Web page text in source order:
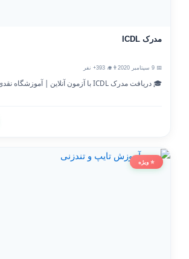
مدرک ICDL
📅 9 سپتامبر 2020 👨‍🎓 393+ نفر
🎓 دریافت مدرک ICDL با آزمون آنلاین | آموزشگاه نقدی با مجوز...
⭐ ویژه